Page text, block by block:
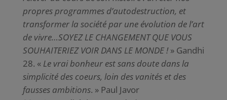
propres programmes d’autodestruction, et
transformer la société par une évolution de l’art
de vivre…SOYEZ LE CHANGEMENT QUE VOUS
SOUHAITERIEZ VOIR DANS LE MONDE ! » Gandhi
« Le vrai bonheur est sans doute dans la
simplicité des coeurs, loin des vanités et des
fausses ambitions. » Paul Javor